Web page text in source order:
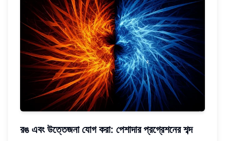
রঙ এবং উত্তেজনা যোগ করা: পেশাদার প্রগ্রেশনের শব্দ